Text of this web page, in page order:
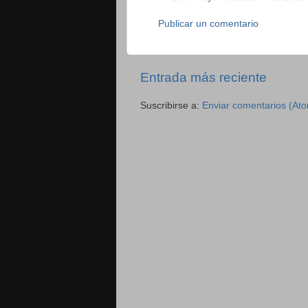
Publicar un comentario
Entrada más reciente
Suscribirse a: Enviar comentarios